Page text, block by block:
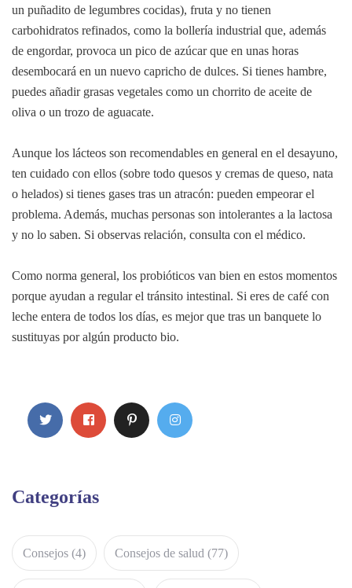
un puñadito de legumbres cocidas), fruta y no tienen
carbohidratos refinados, como la bollería industrial que, además
de engordar, provoca un pico de azúcar que en unas horas
desembocará en un nuevo capricho de dulces. Si tienes hambre,
puedes añadir grasas vegetales como un chorrito de aceite de
oliva o un trozo de aguacate.
Aunque los lácteos son recomendables en general en el desayuno,
ten cuidado con ellos (sobre todo quesos y cremas de queso, nata
o helados) si tienes gases tras un atracón: pueden empeorar el
problema. Además, muchas personas son intolerantes a la lactosa
y no lo saben. Si observas relación, consulta con el médico.
Como norma general, los probióticos van bien en estos momentos
porque ayudan a regular el tránsito intestinal. Si eres de café con
leche entera de todos los días, es mejor que tras un banquete lo
sustituyas por algún producto bio.
Categorías
Consejos (4) Consejos de salud (77)